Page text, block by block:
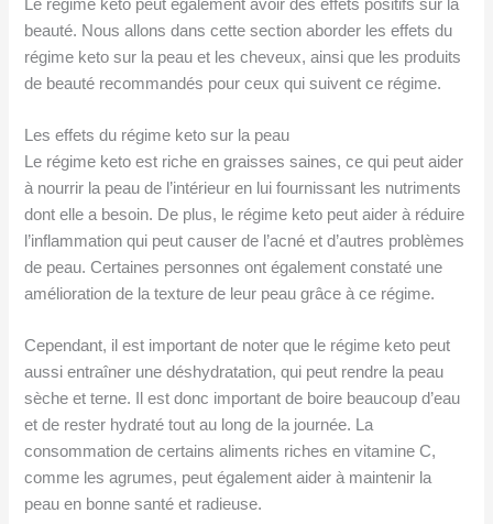
Le régime keto peut également avoir des effets positifs sur la
beauté. Nous allons dans cette section aborder les effets du
régime keto sur la peau et les cheveux, ainsi que les produits
de beauté recommandés pour ceux qui suivent ce régime.
Les effets du régime keto sur la peau
Le régime keto est riche en graisses saines, ce qui peut aider
à nourrir la peau de l’intérieur en lui fournissant les nutriments
dont elle a besoin. De plus, le régime keto peut aider à réduire
l’inflammation qui peut causer de l’acné et d’autres problèmes
de peau. Certaines personnes ont également constaté une
amélioration de la texture de leur peau grâce à ce régime.
Cependant, il est important de noter que le régime keto peut
aussi entraîner une déshydratation, qui peut rendre la peau
sèche et terne. Il est donc important de boire beaucoup d’eau
et de rester hydraté tout au long de la journée. La
consommation de certains aliments riches en vitamine C,
comme les agrumes, peut également aider à maintenir la
peau en bonne santé et radieuse.